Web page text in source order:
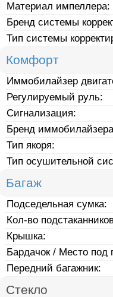
Материал импеллера:
Бренд системы
Тип системы
Комфорт
Иммобилайзер
Регулируемый руль:
Сигнализация:
Бренд
Тип якоря:
Тип осушительной
Багаж
Подседельная сумка:
Кол-во
Крышка:
Бардачок / Место под
Передний багажник:
Стекло